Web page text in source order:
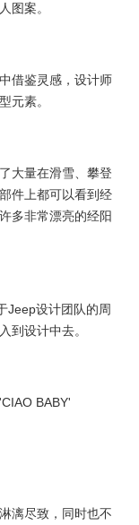
图案。
借鉴灵感，设计师
元素。
大量在滑雪、攀登
件上都可以看到经
多非常漂亮的经阳
Jeep设计团队的周
到设计中去。
BABY'
漓尽致，同时也不